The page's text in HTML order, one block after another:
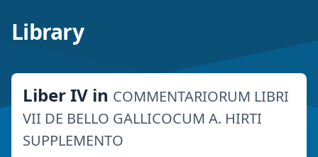
Library
Liber IV in COMMENTARIORUM LIBRI
VII DE BELLO GALLICOCUM A. HIRTI
SUPPLEMENTO